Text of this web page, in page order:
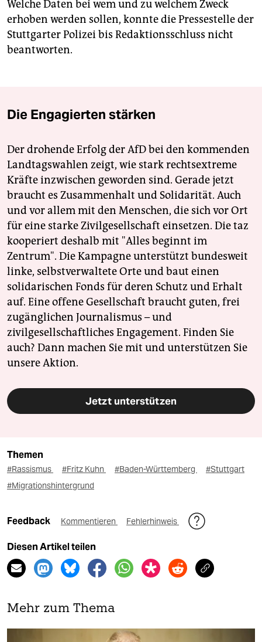
Welche Daten bei wem und zu welchem Zweck
erhoben werden sollen, konnte die Pressestelle der
Stuttgarter Polizei bis Redaktionsschluss nicht
beantworten.
Die Engagierten stärken
Der drohende Erfolg der AfD bei den kommenden
Landtagswahlen zeigt, wie stark rechtsextreme
Kräfte inzwischen geworden sind. Gerade jetzt
braucht es Zusammenhalt und Solidarität. Auch
und vor allem mit den Menschen, die sich vor Ort
für eine starke Zivilgesellschaft einsetzen. Die taz
kooperiert deshalb mit "Alles beginnt im
Zentrum". Die Kampagne unterstützt bundesweit
linke, selbstverwaltete Orte und baut einen
solidarischen Fonds für deren Schutz und Erhalt
auf. Eine offene Gesellschaft braucht guten, frei
zugänglichen Journalismus – und
zivilgesellschaftliches Engagement. Finden Sie
auch? Dann machen Sie mit und unterstützen Sie
unsere Aktion.
Jetzt unterstützen
Themen
#Rassismus #Fritz Kuhn #Baden-Württemberg
#Stuttgart
#Migrationshintergrund
Feedback Kommentieren Fehlerhinweis
Diesen Artikel teilen
Mehr zum Thema